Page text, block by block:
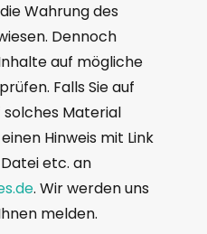
Wahrung des
Dennoch
auf mögliche
Falls Sie auf
Material
Hinweis mit Link
etc. an
. Wir werden uns
melden.